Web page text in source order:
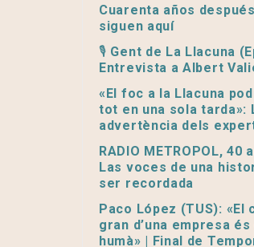
Cuarenta años
siguen aquí
🎙️ Gent de La Llacuna
Entrevista a Albert
«El foc a la Llacuna
tot en una sola tarda»:
advertència dels
RADIO METROPOL, 40
Las voces de una
ser recordada
Paco López (TUS): «El
gran d’una empresa
humà» | Final de